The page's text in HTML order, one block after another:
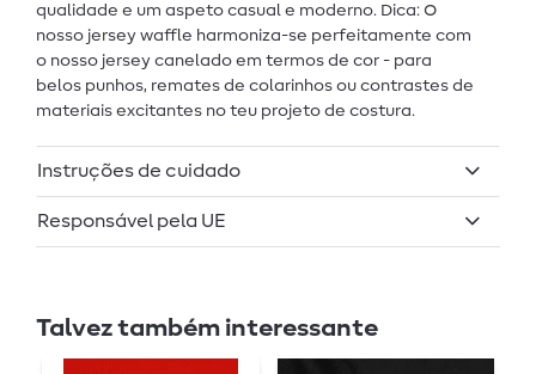
qualidade e um aspeto casual e moderno. Dica: O
nosso jersey waffle harmoniza-se perfeitamente com
o nosso jersey canelado em termos de cor - para
belos punhos, remates de colarinhos ou contrastes de
materiais excitantes no teu projeto de costura.
Instruções de cuidado
Responsável pela UE
Talvez também interessante